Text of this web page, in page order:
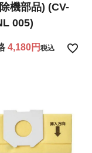
機部品) (CV-
005)
4,180 税込